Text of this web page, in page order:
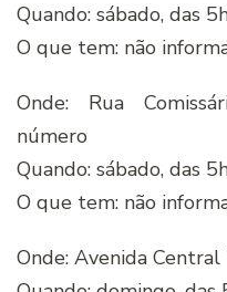
Quando: sábado, das
O que tem: não
Onde: Rua
número
Quando: sábado, das
O que tem: não
Onde: Avenida